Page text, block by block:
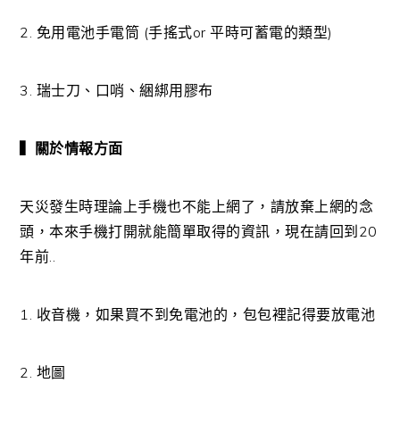
2. 免用電池手電筒 (手搖式or 平時可蓄電的類型)
3. 瑞士刀、口哨、綑綁用膠布
▍關於情報方面
天災發生時理論上手機也不能上網了，請放棄上網的念
頭，本來手機打開就能簡單取得的資訊，現在請回到20
年前..
1. 收音機，如果買不到免電池的，包包裡記得要放電池
2. 地圖